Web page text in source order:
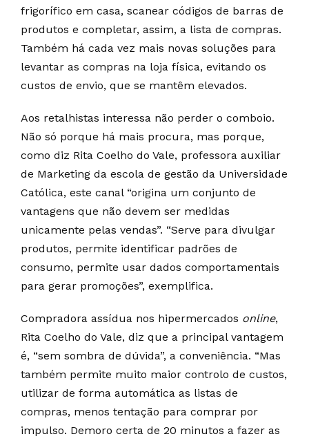
frigorífico em casa, scanear códigos de barras de
produtos e completar, assim, a lista de compras.
Também há cada vez mais novas soluções para
levantar as compras na loja física, evitando os
custos de envio, que se mantêm elevados.
Aos retalhistas interessa não perder o comboio.
Não só porque há mais procura, mas porque,
como diz Rita Coelho do Vale, professora auxiliar
de Marketing da escola de gestão da Universidade
Católica, este canal “origina um conjunto de
vantagens que não devem ser medidas
unicamente pelas vendas”. “Serve para divulgar
produtos, permite identificar padrões de
consumo, permite usar dados comportamentais
para gerar promoções”, exemplifica.
Compradora assídua nos hipermercados online,
Rita Coelho do Vale, diz que a principal vantagem
é, “sem sombra de dúvida”, a conveniência. “Mas
também permite muito maior controlo de custos,
utilizar de forma automática as listas de
compras, menos tentação para comprar por
impulso. Demoro certa de 20 minutos a fazer as